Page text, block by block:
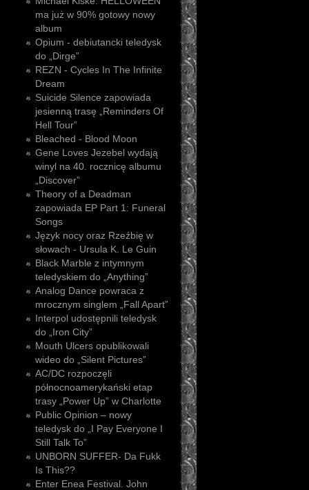
ma już w 90% gotowy nowy
album
Opium - debiutancki teledysk
do „Dirge”
REZN - Cycles In The Infinite
Dream
Suicide Silence zapowiada
jesienną trasę „Reminders Of
Hell Tour”
Bleached - Blood Moon
Gene Loves Jezebel wydają
winyl na 40. rocznicę albumu
„Discover”
Theory of a Deadman
zapowiada EP Part 1: Funeral
Songs
Język nocy oraz Rzeźbię w
słowach - Ursula K. Le Guin
Black Marble z intymnym
teledyskiem do „Anything”
Analog Dance powraca z
mrocznym singlem „Fall Apart”
Interpol udostępnili teledysk
do „Iron City”
Mouth Ulcers opublikowali
wideo do „Silent Pictures”
AC/DC rozpoczęli
północnoamerykański etap
trasy „Power Up” w Charlotte
Public Opinion – nowy
teledysk do „I Pay Everyone I
Still Talk To”
UNBORN SUFFER- Da Fukk
Is This??
Enter Enea Festival. John